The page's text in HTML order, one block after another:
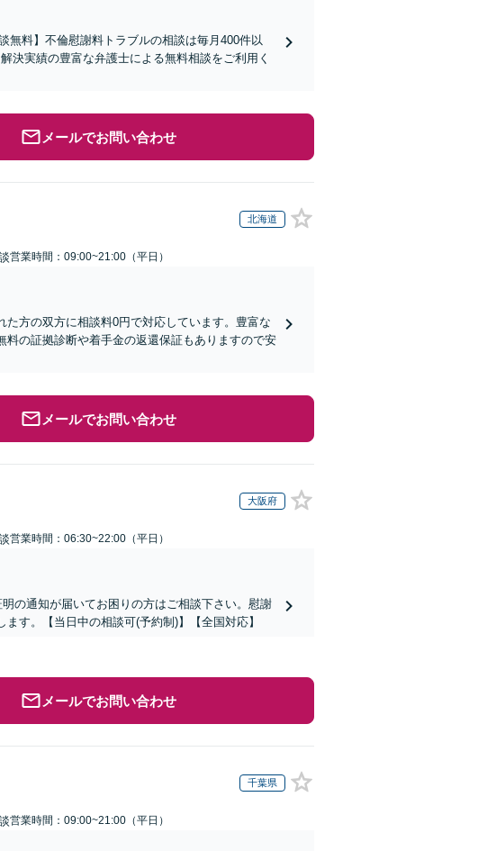
無料】不倫慰謝料トラブルの相談は毎月400件以
決実績の豊富な弁護士による無料相談をご利用く
メールでお問い合わせ
北海道
営業時間：09:00~21:00（平日）
た方の双方に相談料0円で対応しています。豊富な
の証拠診断や着手金の返還保証もありますので安
メールでお問い合わせ
大阪府
営業時間：06:30~22:00（平日）
の通知が届いてお困りの方はご相談下さい。慰謝
す。【当日中の相談可(予約制)】【全国対応】
メールでお問い合わせ
千葉県
営業時間：09:00~21:00（平日）